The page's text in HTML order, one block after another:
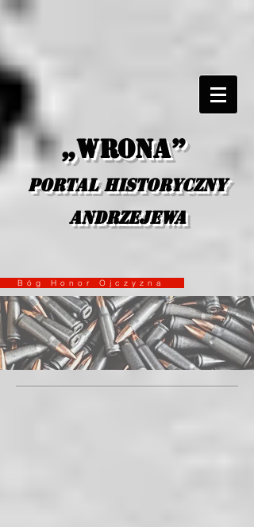
„Wrona”
portal historyczny
Andrzejewa
Honor Ojczyzna